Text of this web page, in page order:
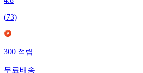
4.8
(73)
300적립